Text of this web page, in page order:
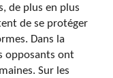
de plus en plus
de se protéger
Dans la
opposants ont
Sur les